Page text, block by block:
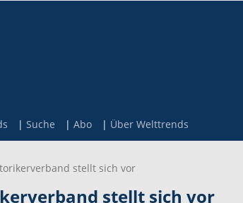
Suche Abo Über Welttrends
stellt sich vor
stellt sich vor